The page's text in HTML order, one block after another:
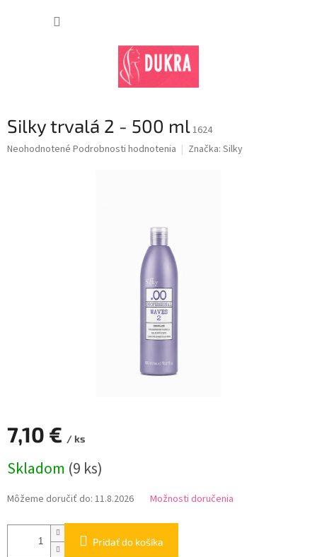
Silky trvalá 2 - 500 ml1624
Priemerné
Neohodnotené Podrobnosti hodnotenia Značka: Silky
7,10 € / ks
cena:
Skladom (9 ks)
Môžeme doručiť do: 11.8.2026 Možnosti doručenia
Pridať do košíka